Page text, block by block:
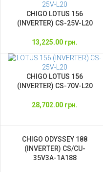
CHIGO LOTUS 156
(INVERTER) CS-25V-L20
13,225.00 грн.
CHIGO LOTUS 156
(INVERTER) CS-70V-L20
28,702.00 грн.
CHIGO ODYSSEY 188
(INVERTER) CS/CU-
35V3A-1A188